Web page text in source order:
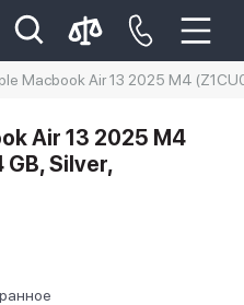
14
Macbook Air 13 2025 M4
Air 13 2025 M4
Silver,